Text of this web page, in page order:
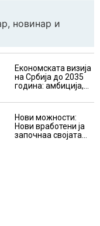
новинар и
Економската визија
на Србија до 2035
година: амбиција,
неизвесност. Што
крие планот на
Вучиќ?
Нови можности:
Нови вработени ја
започнаа својата